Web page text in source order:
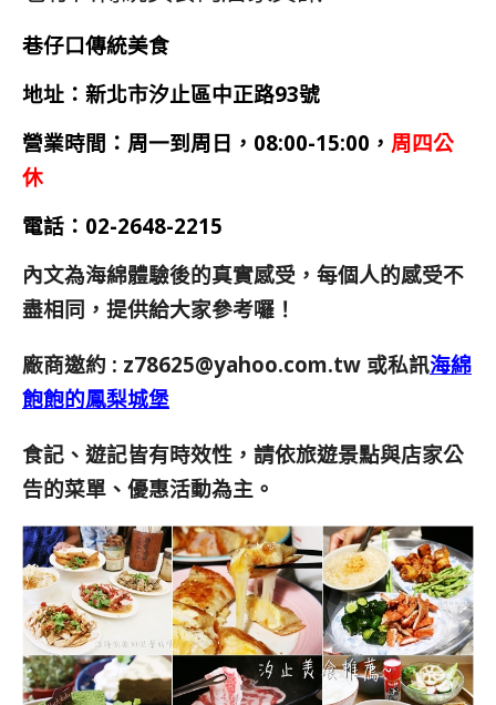
巷仔口傳統美食
地址：新北市汐止區中正路93號
營業時間 ： 周一到周日，08:00-15:00， 周四公
休
電話：02-2648-2215
內文為海綿體驗後的真實感受，每個人的感受不
盡相同，提供給大家參考囉！
廠商邀約 : z78625@yahoo.com.tw 或私訊海綿
飽飽的鳳梨城堡
食記、遊記皆有時效性，請依旅遊景點與店家公
告的菜單、優惠活動為主。